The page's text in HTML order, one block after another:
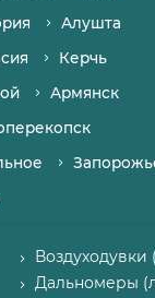
Алушта
Керчь
Армянск
Дальномеры